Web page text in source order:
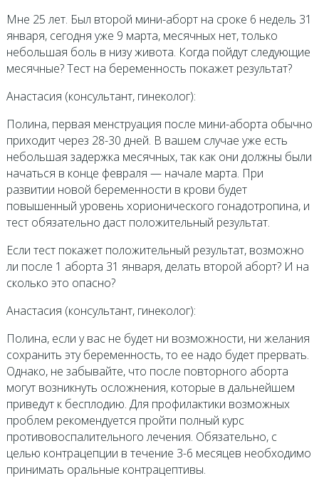
Мне 25 лет. Был второй мини-аборт на сроке 6 недель 31
января, сегодня уже 9 марта, месячных нет, только
небольшая боль в низу живота. Когда пойдут следующие
месячные? Тест на беременность покажет результат?
Анастасия (консультант, гинеколог):
Полина, первая менструация после мини-аборта обычно
приходит через 28-30 дней. В вашем случае уже есть
небольшая задержка месячных, так как они должны были
начаться в конце февраля — начале марта. При
развитии новой беременности в крови будет
повышенный уровень хорионического гонадотропина, и
тест обязательно даст положительный результат.
Если тест покажет положительный результат, возможно
ли после 1 аборта 31 января, делать второй аборт? И на
сколько это опасно?
Анастасия (консультант, гинеколог):
Полина, если у вас не будет ни возможности, ни желания
сохранить эту беременность, то ее надо будет прервать.
Однако, не забывайте, что после повторного аборта
могут возникнуть осложнения, которые в дальнейшем
приведут к бесплодию. Для профилактики возможных
проблем рекомендуется пройти полный курс
противовоспалительного лечения. Обязательно, с
целью контрацепции в течение 3-6 месяцев необходимо
принимать оральные контрацептивы.